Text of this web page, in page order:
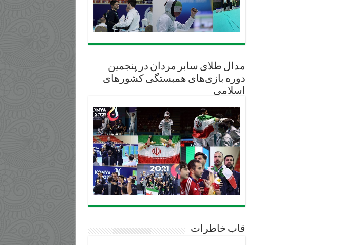
مدال طلای سابر مردان در پنجمین
دوره بازی‌های همبستگی کشورهای
اسلامی
قاب خاطرات